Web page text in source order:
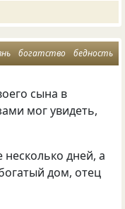
богатство бедность
сына в
мог увидеть,
дней, а
дом, отец